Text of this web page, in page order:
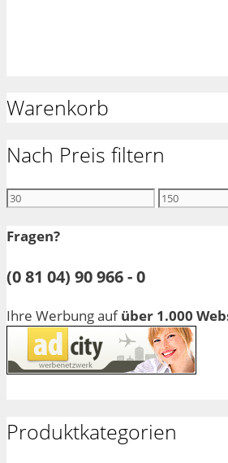
Warenkorb
Nach Preis filtern
Min.
Max.
Fragen?
(0 81 04) 90 966 - 0
Ihre Werbung aufüber 1.000
Produktkategorien